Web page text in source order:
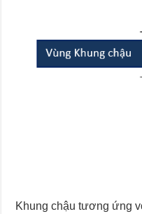
Khung chậu tương ứng